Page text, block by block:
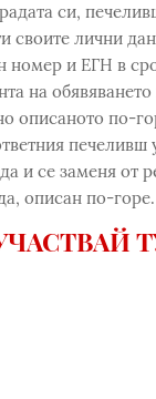
си,
своите лични
номер и ЕГН в
на
описаното по-
печеливш
и се заменя от
описан по-горе.